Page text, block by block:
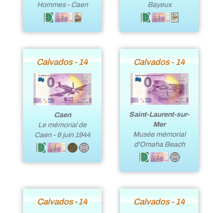
Hommes - Caen
Bayeux
Calvados - 14
Caen
Le mémorial de
Caen - 6 juin 1944
Calvados - 14
Saint-Laurent-sur-
Mer
Musée mémorial
d'Omaha Beach
Calvados -14 Calvados - 14